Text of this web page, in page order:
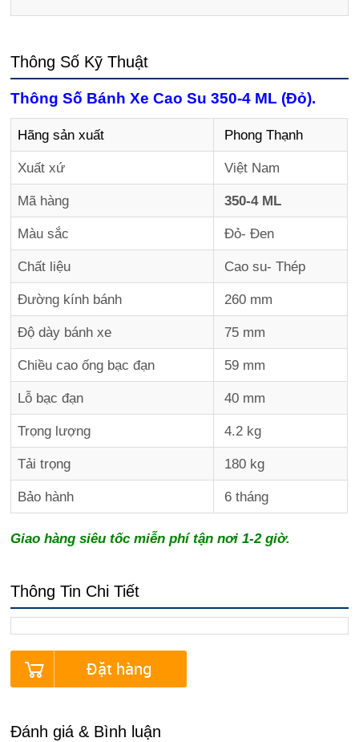
Thông Số Kỹ Thuật
Thông Số Bánh Xe Cao Su 350-4 ML (Đỏ).
Hãng sản xuất Phong Thạnh
Xuất xứ Việt Nam
Mã hàng 350-4 ML
Màu sắc Đỏ- Đen
Chất liệu Cao su- Thép
Đường kính bánh 260 mm
Độ dày bánh xe 75 mm
Chiều cao ống bạc đạn 59 mm
Lỗ bạc đạn 40 mm
Trọng lượng 4.2 kg
Tải trọng 180 kg
Bảo hành 6 tháng
Giao hàng siêu tốc miễn phí tận nơi 1-2 giờ.
Thông Tin Chi Tiết
Đặt hàng
Đánh giá & Bình luận